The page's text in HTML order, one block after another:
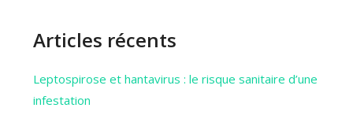
Articles récents
Leptospirose et hantavirus : le risque sanitaire d’une
infestation